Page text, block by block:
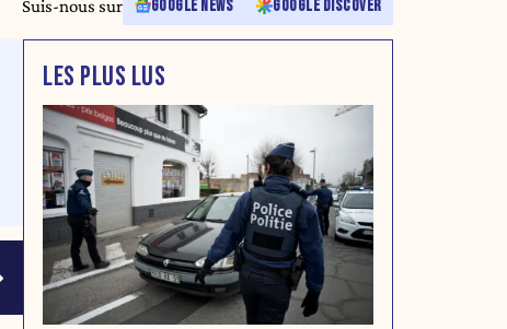
Suis-nous sur GOOGLE NEWS GOOGLE DISCOVER
LES PLUS LUS